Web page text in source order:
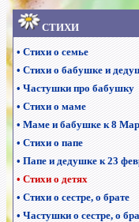
СТИХИ
• Стихи о семье
• Стихи о бабушке и
• Частушки про бабушку
• Стихи о маме
• Маме и бабушке к 8
• Стихи о папе
• Папе и дедушке к 23
• Стихи о детях
• Стихи о сестре, о брате
• Частушки о сестре, о